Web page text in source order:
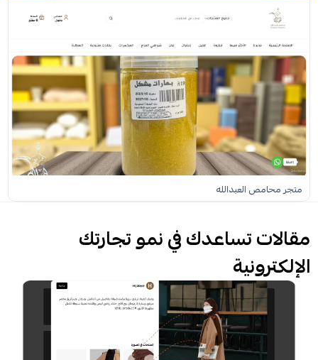
متجر محامص العبدالله
مقالات تساعدك في نمو تجارتك
الإلكترونية